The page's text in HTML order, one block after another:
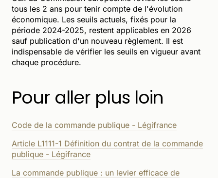
tous les 2 ans pour tenir compte de l'évolution
économique. Les seuils actuels, fixés pour la
période 2024-2025, restent applicables en 2026
sauf publication d'un nouveau règlement. Il est
indispensable de vérifier les seuils en vigueur avant
chaque procédure.
Pour aller plus loin
Code de la commande publique - Légifrance
Article L1111-1 Définition du contrat de la commande
publique - Légifrance
La commande publique : un levier efficace de